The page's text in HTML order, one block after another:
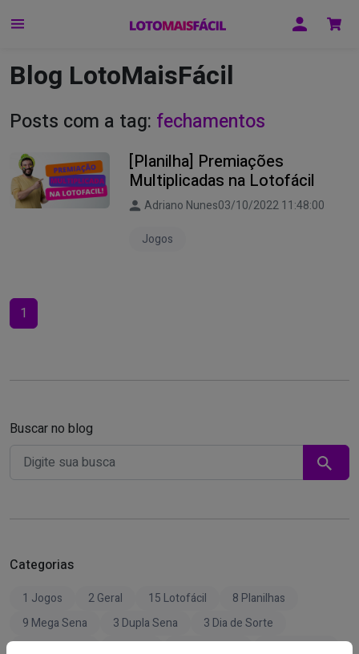
Blog LotoMaisFácil
Posts com a tag: fechamentos
[Planilha] Premiações
Multiplicadas na Lotofácil
Adriano Nunes03/10/2022 11:48:00
Jogos
1
Buscar no blog
Categorias
1 Jogos 2 Geral 15 Lotofácil
8 Planilhas
9 Mega Sena
3 Dupla Sena
3 Dia de Sorte